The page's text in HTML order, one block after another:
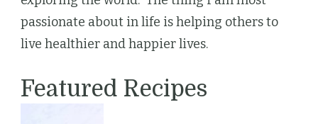
passionate about in life is helping others to
live healthier and happier lives.
Featured Recipes